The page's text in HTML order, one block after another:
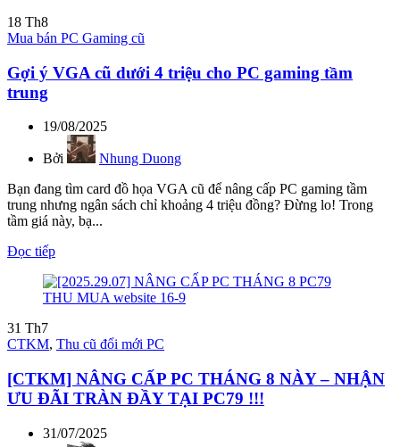
18 Th8
Mua bán PC Gaming cũ
Gợi ý VGA cũ dưới 4 triệu cho PC gaming tầm
trung
19/08/2025
Bởi
Nhung Duong
Bạn đang tìm card đồ họa VGA cũ để nâng cấp PC gaming tầm
trung nhưng ngân sách chỉ khoảng 4 triệu đồng? Đừng lo! Trong
tầm giá này, bạ...
Đọc tiếp
31 Th7
CTKM, Thu cũ đổi mới PC
[CTKM] NÂNG CẤP PC THÁNG 8 NÀY – NHẬN
ƯU ĐÃI TRÀN ĐẦY TẠI PC79 !!!
31/07/2025